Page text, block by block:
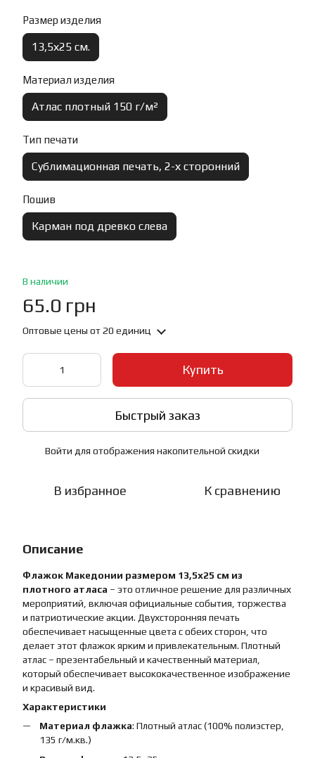
Размер изделия
13,5х25 см.
Материал изделия
Атлас плотный 150 г/м²
Тип печати
Сублимационная печать, 2-х сторонний
Пошив
Карман под древко слева
В наличии
65.0 грн
Оптовые цены от 20 единиц
Купить
Быстрый заказ
Войти для отображения накопительной скидки
В избранное К сравнению
Описание
Флажок Македонии размером 13,5х25 см из
плотного атласа – это отличное решение для различных
мероприятий, включая официальные события, торжества
и патриотические акции. Двухсторонняя печать
обеспечивает насыщенные цвета с обеих сторон, что
делает этот флажок ярким и привлекательным. Плотный
атлас – презентабельный и качественный материал,
который обеспечивает высококачественное изображение
и красивый вид.
Характеристики
Материал флажка: Плотный атлас (100% полиэстер,
135 г/м.кв.)